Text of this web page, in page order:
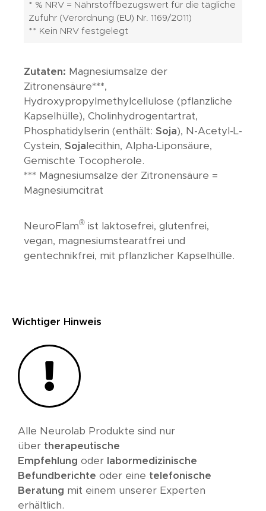
Wichtiger Hinweis
Alle Neurolab Produkte sind nur
über therapeutische
Empfehlung oder labormedizinische
Befundberichte oder eine telefonische
Beratung mit einem unserer Experten
erhältlich.
* % NRV = Nährstoffbezugswert für die tägliche
Zufuhr (Verordnung (EU) Nr. 1169/2011)
** Kein NRV festgelegt
Zutaten: Magnesiumsalze der
Zitronensäure***,
Hydroxypropylmethylcellulose (pflanzliche
Kapselhülle), Cholinhydrogentartrat,
Phosphatidylserin (enthält: Soja), N-Acetyl-L-
Cystein, Soja lecithin, Alpha-Liponsäure,
Gemischte Tocopherole.
*** Magnesiumsalze der Zitronensäure =
Magnesiumcitrat
NeuroFlam® ist laktosefrei, glutenfrei,
vegan, magnesiumstearatfrei und
gentechnikfrei, mit pflanzlicher Kapselhülle.